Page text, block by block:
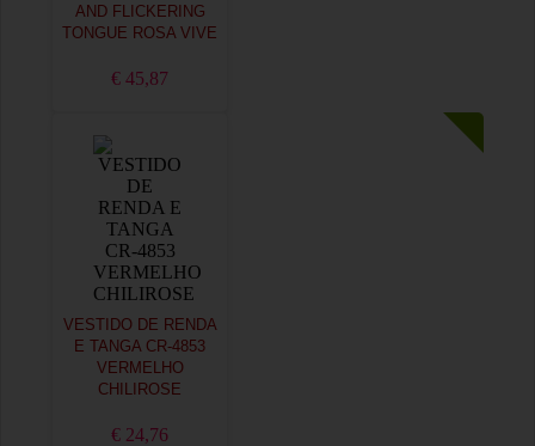
AND FLICKERING
TONGUE ROSA VIVE
€ 45,87
VESTIDO DE RENDA
E TANGA CR-4853
VERMELHO
CHILIROSE
€ 24,76